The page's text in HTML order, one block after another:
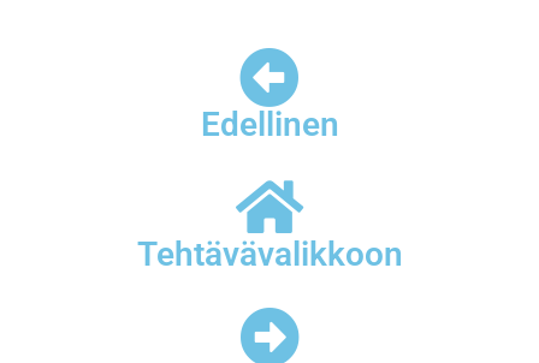
Edellinen
Tehtävävalikkoon